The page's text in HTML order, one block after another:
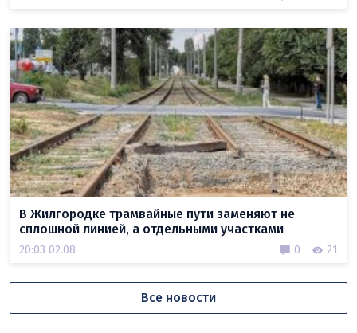
В Жилгородке трамвайные пути заменяют не
сплошной линией, а отдельными участками
20:03 02.08 0 21
Все новости